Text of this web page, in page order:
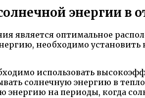
энергии в
является оптимальное
необходимо
использовать
солнечную энергию в
энергию на периоды, когда